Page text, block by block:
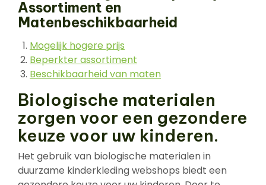
Assortiment en
Matenbeschikbaarheid
Mogelijk hogere prijs
Beperkter assortiment
Beschikbaarheid van maten
Biologische materialen
zorgen voor een gezondere
keuze voor uw kinderen.
Het gebruik van biologische materialen in
duurzame kinderkleding webshops biedt een